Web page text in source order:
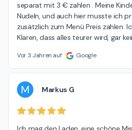
separat mit 3 € zahlen . Meine
Nudeln, und auch hier musste ich
zusätzlich zum Menü Preis zahlen.
Klaren, dass alles teurer wird, gar
Vor 3 Jahren auf Google
M Markus G